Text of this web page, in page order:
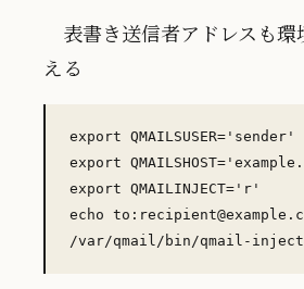
表書き送信者アドレスも
える
export QMAILSUSER='sender'
export
export QMAILINJECT='r'
echo